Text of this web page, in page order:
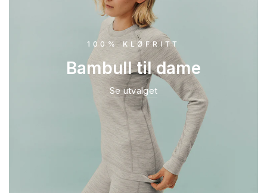
100% KLØFRITT
Bambull til dame
Se utvalget